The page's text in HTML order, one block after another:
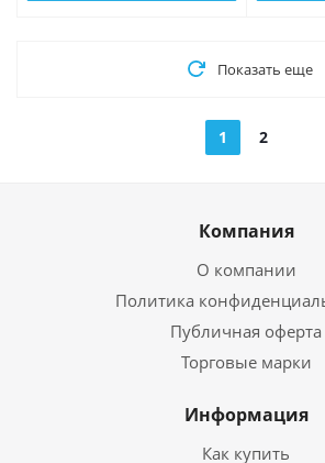
Показать еще
1 2
Компания
О компании
Политика
Публичная оферта
Торговые марки
Информация
Как купить